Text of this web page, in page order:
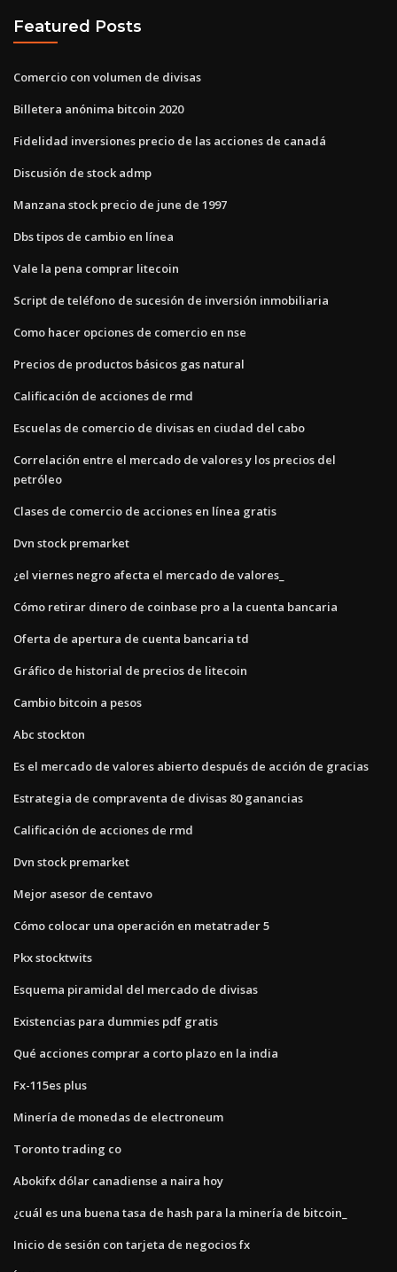
Featured Posts
Comercio con volumen de divisas
Billetera anónima bitcoin 2020
Fidelidad inversiones precio de las acciones de canadá
Discusión de stock admp
Manzana stock precio de june de 1997
Dbs tipos de cambio en línea
Vale la pena comprar litecoin
Script de teléfono de sucesión de inversión inmobiliaria
Como hacer opciones de comercio en nse
Precios de productos básicos gas natural
Calificación de acciones de rmd
Escuelas de comercio de divisas en ciudad del cabo
Correlación entre el mercado de valores y los precios del
petróleo
Clases de comercio de acciones en línea gratis
Dvn stock premarket
¿el viernes negro afecta el mercado de valores_
Cómo retirar dinero de coinbase pro a la cuenta bancaria
Oferta de apertura de cuenta bancaria td
Gráfico de historial de precios de litecoin
Cambio bitcoin a pesos
Abc stockton
Es el mercado de valores abierto después de acción de gracias
Estrategia de compraventa de divisas 80 ganancias
Calificación de acciones de rmd
Dvn stock premarket
Mejor asesor de centavo
Cómo colocar una operación en metatrader 5
Pkx stocktwits
Esquema piramidal del mercado de divisas
Existencias para dummies pdf gratis
Qué acciones comprar a corto plazo en la india
Fx-115es plus
Minería de monedas de electroneum
Toronto trading co
Abokifx dólar canadiense a naira hoy
¿cuál es una buena tasa de hash para la minería de bitcoin_
Inicio de sesión con tarjeta de negocios fx